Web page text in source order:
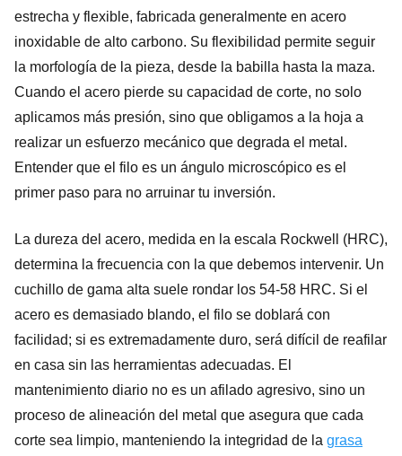
estrecha y flexible, fabricada generalmente en acero
inoxidable de alto carbono. Su flexibilidad permite seguir
la morfología de la pieza, desde la babilla hasta la maza.
Cuando el acero pierde su capacidad de corte, no solo
aplicamos más presión, sino que obligamos a la hoja a
realizar un esfuerzo mecánico que degrada el metal.
Entender que el filo es un ángulo microscópico es el
primer paso para no arruinar tu inversión.
La dureza del acero, medida en la escala Rockwell (HRC),
determina la frecuencia con la que debemos intervenir. Un
cuchillo de gama alta suele rondar los 54-58 HRC. Si el
acero es demasiado blando, el filo se doblará con
facilidad; si es extremadamente duro, será difícil de reafilar
en casa sin las herramientas adecuadas. El
mantenimiento diario no es un afilado agresivo, sino un
proceso de alineación del metal que asegura que cada
corte sea limpio, manteniendo la integridad de la grasa